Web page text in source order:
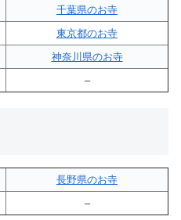
千葉県のお寺
東京都のお寺
神奈川県のお寺
–
長野県のお寺
–